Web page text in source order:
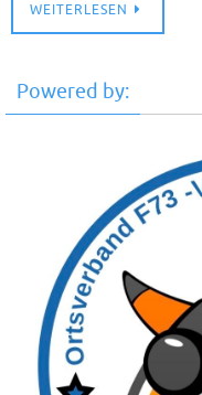
WEITERLESEN
Powered by: